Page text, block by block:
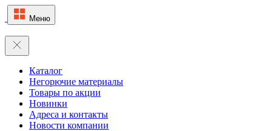
Меню
Каталог
Негорючие материалы
Товары по акции
Новинки
Адреса и контакты
Новости компании